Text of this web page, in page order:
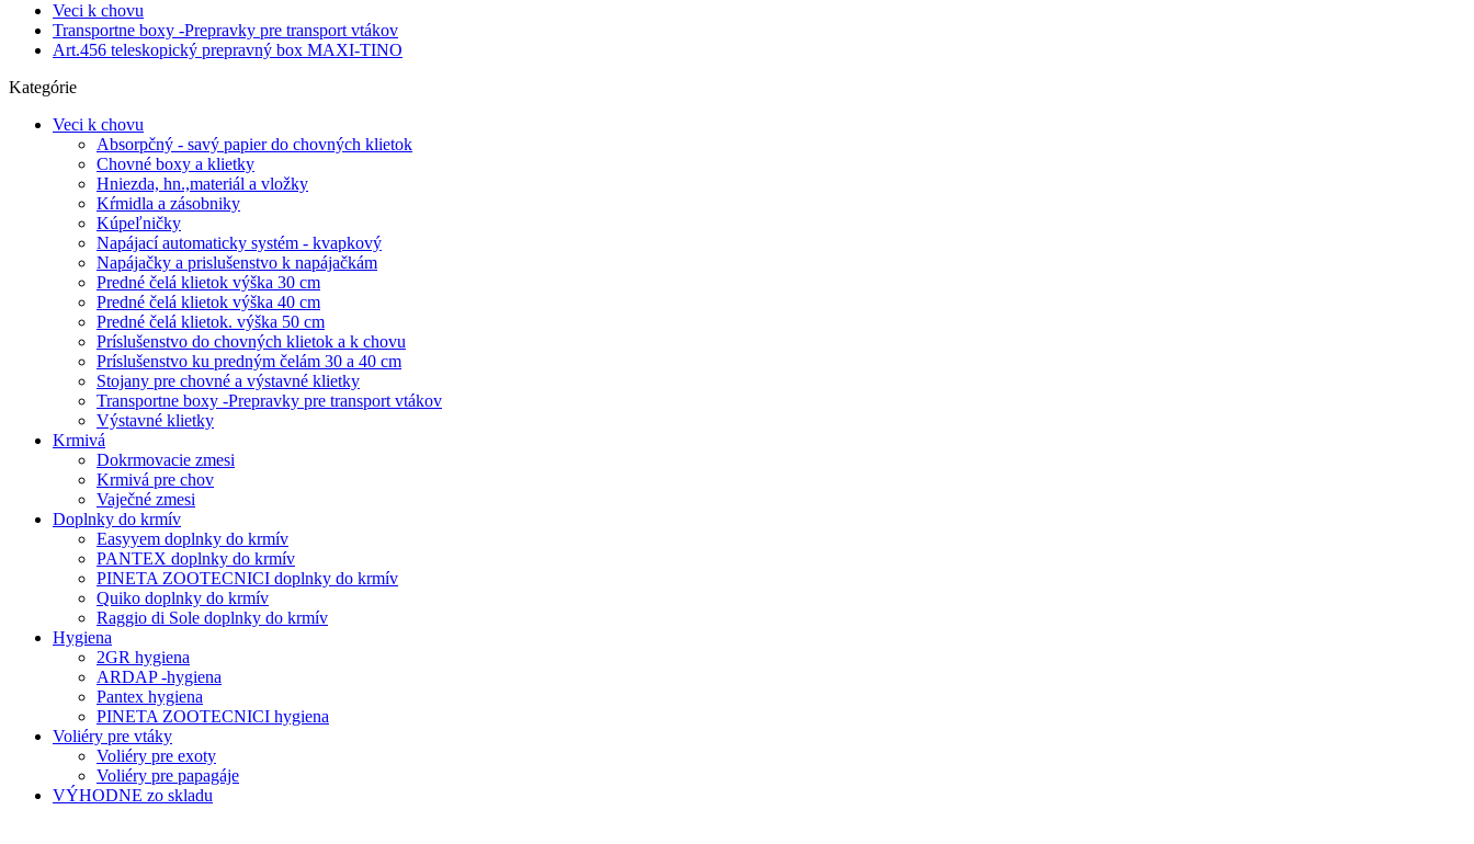
Veci k chovu
Transportne boxy -Prepravky pre transport vtákov
Art.456 teleskopický prepravný box MAXI-TINO
Kategórie
Veci k chovu
Absorpčný - savý papier do chovných klietok
Chovné boxy a klietky
Hniezda, hn.,materiál a vložky
Kŕmidla a zásobniky
Kúpeľničky
Napájací automaticky systém - kvapkový
Napájačky a prislušenstvo k napájačkám
Predné čelá klietok výška 30 cm
Predné čelá klietok výška 40 cm
Predné čelá klietok. výška 50 cm
Príslušenstvo do chovných klietok a k chovu
Príslušenstvo ku predným čelám 30 a 40 cm
Stojany pre chovné a výstavné klietky
Transportne boxy -Prepravky pre transport vtákov
Výstavné klietky
Krmivá
Dokrmovacie zmesi
Krmivá pre chov
Vaječné zmesi
Doplnky do krmív
Easyyem doplnky do krmív
PANTEX doplnky do krmív
PINETA ZOOTECNICI doplnky do krmív
Quiko doplnky do krmív
Raggio di Sole doplnky do krmív
Hygiena
2GR hygiena
ARDAP -hygiena
Pantex hygiena
PINETA ZOOTECNICI hygiena
Voliéry pre vtáky
Voliéry pre exoty
Voliéry pre papagáje
VÝHODNE zo skladu